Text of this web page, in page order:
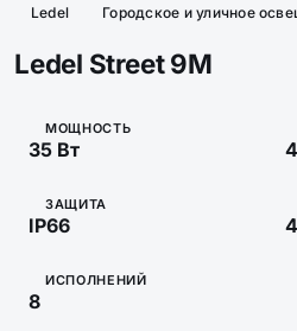
Ledel Городское и уличное
Ledel Street 9M
МОЩНОСТЬ
35 Вт
ЗАЩИТА
IP66
ИСПОЛНЕНИЙ
8